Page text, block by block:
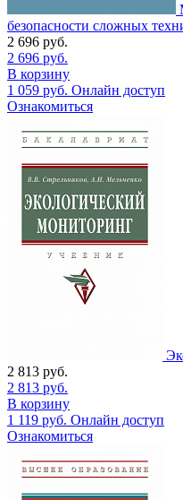
безопасности сложных
2 696 руб.
2 696 руб.
В корзину
1 059 руб. Онлайн доступ
Ознакомиться
2 813 руб.
2 813 руб.
В корзину
1 119 руб. Онлайн доступ
Ознакомиться